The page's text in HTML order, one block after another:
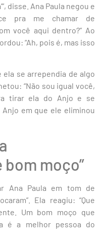
disse. Ana Paula negou e
pra me chamar de
você aqui dentro?” Ao
“Ah, pois é, mas isso
se arrependia de algo
“Não sou igual você,
tirar ela do Anjo e se
Anjo em que ele eliminou
bom moço”
Ana Paula em tom de
Ela reagiu: “Que
Um bom moço que
é a melhor pessoa do